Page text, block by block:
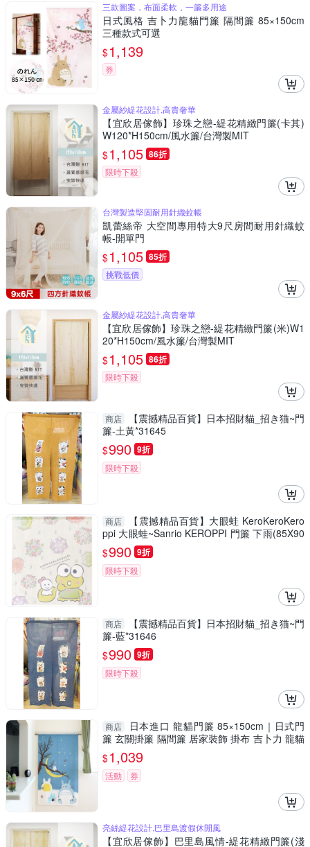
三款圖案，布面柔軟，一簾多用途
日式風格 吉卜力龍貓門簾 隔間簾 85×150cm
三種款式可選
$1,139
券
金屬紗緹花設計,高貴奢華
【宜欣居傢飾】珍珠之戀-緹花精緻門簾(卡其)
W120*H150cm/風水簾/台灣製MIT
$1,105 86折
限時下殺
台灣製造堅固耐用針織蚊帳
凱蕾絲帝 大空間專用特大9尺房間耐用針織蚊
帳-開單門
$1,105 85折
挑戰低價
金屬紗緹花設計,高貴奢華
【宜欣居傢飾】珍珠之戀-緹花精緻門簾(米)W1
20*H150cm/風水簾/台灣製MIT
$1,105 86折
限時下殺
商店
【震撼精品百貨】日本招財貓_招き猫~門
簾-土黃*31645
$990 9折
限時下殺
商店
【震撼精品百貨】大眼蛙 KeroKeroKero
ppi 大眼蛙~Sanrio KEROPPI 門簾 下雨(85X90
CM) 日本製*92220
$990 9折
限時下殺
商店
【震撼精品百貨】日本招財貓_招き猫~門
簾-藍*31646
$990 9折
限時下殺
商店
日本進口 龍貓門簾 85×150cm｜日式門
簾 玄關掛簾 隔間簾 居家裝飾 掛布 吉卜力 龍貓
門簾
$1,039
活動 券
亮絲緹花設計,巴里島渡假休閒風
【宜欣居傢飾】巴里島風情-緹花精緻門簾(淺